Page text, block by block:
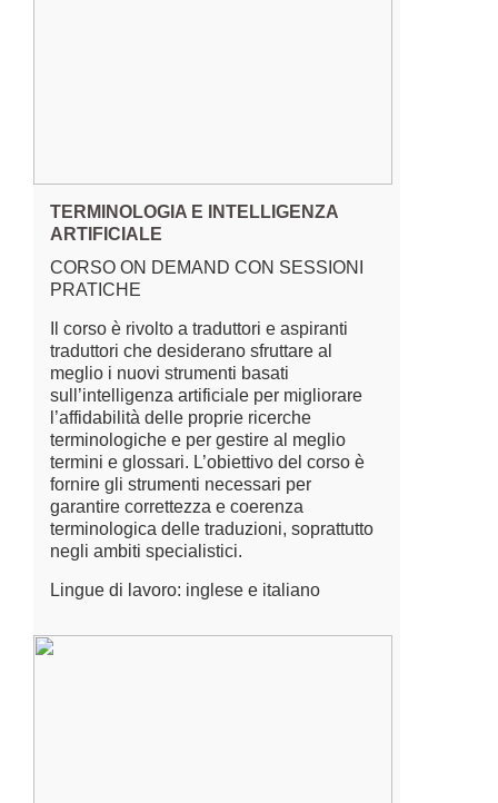
TERMINOLOGIA E INTELLIGENZA
ARTIFICIALE
CORSO ON DEMAND CON SESSIONI
PRATICHE
Il corso è rivolto a traduttori e aspiranti
traduttori che desiderano sfruttare al
meglio i nuovi strumenti basati
sull’intelligenza artificiale per migliorare
l’affidabilità delle proprie ricerche
terminologiche e per gestire al meglio
termini e glossari. L’obiettivo del corso è
fornire gli strumenti necessari per
garantire correttezza e coerenza
terminologica delle traduzioni, soprattutto
negli ambiti specialistici.
Lingue di lavoro: inglese e italiano